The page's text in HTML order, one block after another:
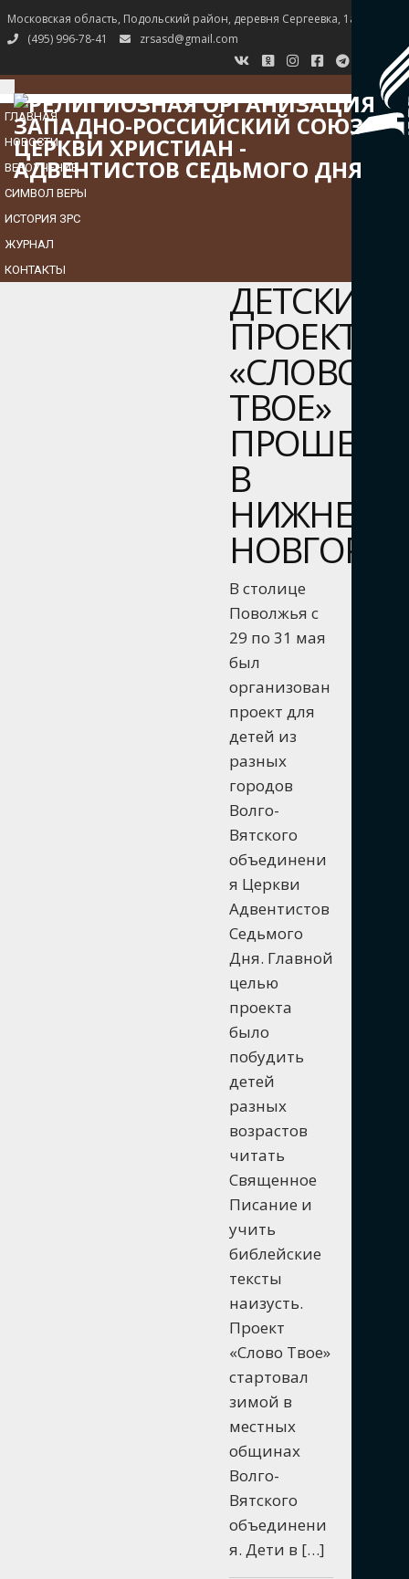
Московская область, Подольский район, деревня Сергеевка, 1а
(495) 996-78-41
zrsasd@gmail.com
TOGGLE
NAVIGATION
ГЛАВНАЯ
НОВОСТИ
ВЕРОУЧЕНИЕ
СИМВОЛ ВЕРЫ
ИСТОРИЯ ЗРС
ЖУРНАЛ
КОНТАКТЫ
ДЕТСКИЙ
ПРОЕКТ
«СЛОВО
ТВОЕ»
ПРОШЕЛ
В
НИЖНЕМ
В столице
Поволжья с
29 по 31 мая
был
организован
проект для
детей из
разных
городов
Волго-
Вятского
объединени
я Церкви
Адвентистов
Седьмого
Дня. Главной
целью
проекта
было
побудить
детей
разных
возрастов
читать
Священное
Писание и
учить
библейские
тексты
наизусть.
Проект
«Слово Твое»
стартовал
зимой в
местных
общинах
Волго-
Вятского
объединени
я. Дети в […]